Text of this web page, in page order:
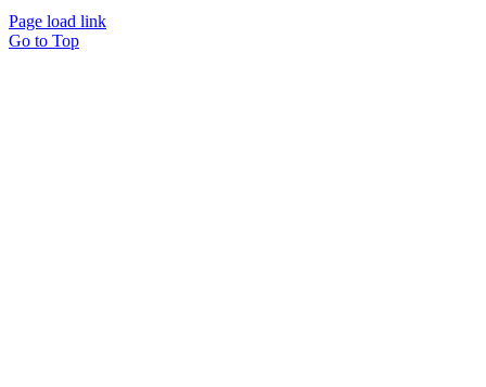
Page load link
Go to Top